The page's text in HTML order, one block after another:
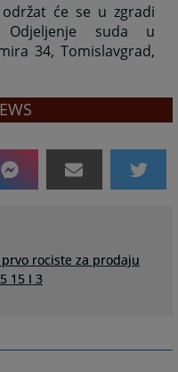
će se u zgradi
suda u
34, Tomislavgrad,
rociste za prodaju
15 I 3